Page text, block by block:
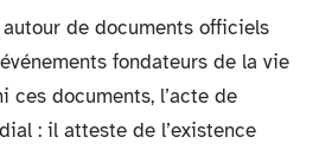
de documents officiels
fondateurs de la vie
ces documents, l’acte de
: il atteste de l’existence